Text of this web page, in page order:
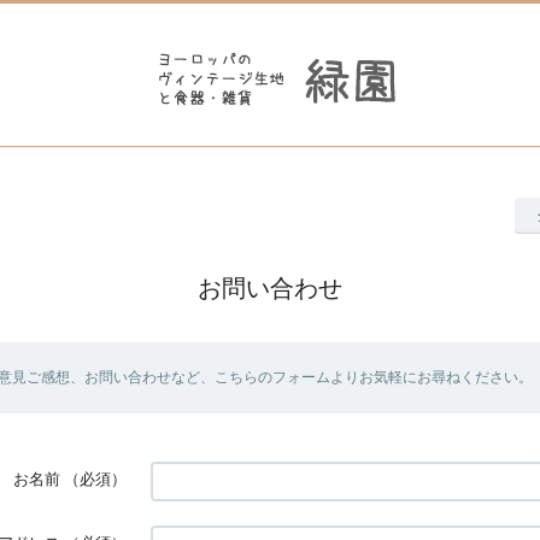
お問い合わせ
見ご感想、お問い合わせなど、こちらのフォームよりお気軽にお尋ねください。
お名前 （必須）